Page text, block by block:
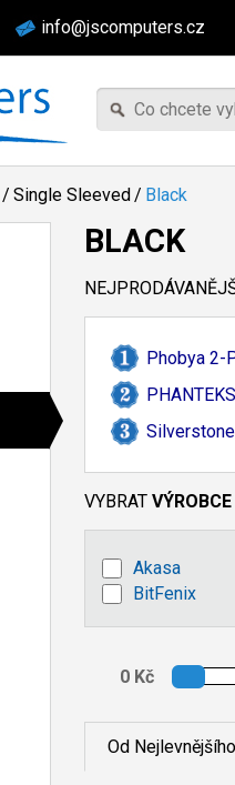
info@jscomputers.cz
/ Single Sleeved/ Black
BLACK
Phobya 2-
VYBRAT VÝROBCE
Akasa
BitFenix
Od Nejlevnějšího